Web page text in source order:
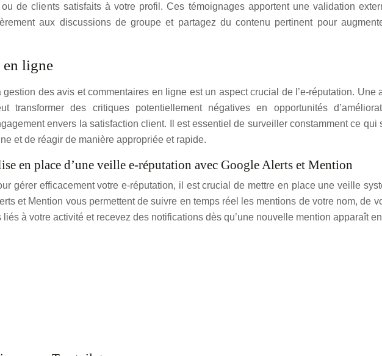
de clients satisfaits à votre profil. Ces témoignages apportent une validation
aux discussions de groupe et partagez du contenu pertinent pour
en ligne
gestion des avis et commentaires en ligne est un aspect crucial de l’e-réputation.
transformer des critiques potentiellement négatives en opportunités
envers la satisfaction client. Il est essentiel de surveiller constamment ce qui
et de réagir de manière appropriée et rapide.
en place d’une veille e-réputation avec Google Alerts et Mention
gérer efficacement votre e-réputation, il est crucial de mettre en place une veille
et Mention vous permettent de suivre en temps réel les mentions de votre nom, de
à votre activité et recevez des notifications dès qu’une nouvelle mention apparaît